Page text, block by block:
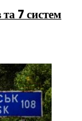
7 систем